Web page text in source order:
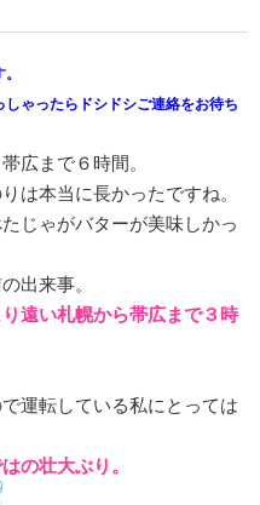
ゃったらドシドシご連絡をお待ち
広まで６時間。
は本当に長かったですね。
じゃがバターが美味しかっ
出来事。
遠い札幌から帯広まで３時
運転している私にとっては
の壮大ぶり。